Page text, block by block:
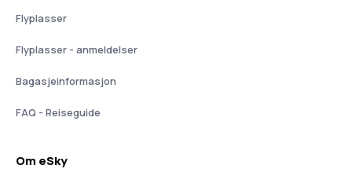
Flyplasser
Flyplasser - anmeldelser
Bagasjeinformasjon
FAQ - Reiseguide
Om eSky